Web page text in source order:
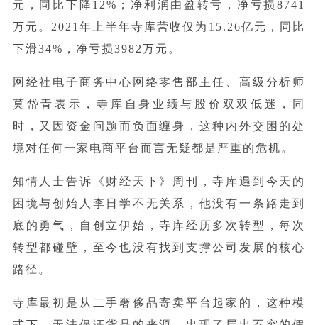
元，同比下降12%；净利润由盈转亏，净亏损8741
万元。2021年上半年寺库营收仅为15.26亿元，同比
下滑34%，净亏损3982万元。
网经社电子商务中心网络零售部主任、高级分析师
莫岱青表示，寺库自身业绩与股价双双低迷，同
时，又因资金问题而负面缠身，这种内外交困的处
境对任何一家电商平台而言无疑都是严重的危机。
知情人士告诉《财经天下》周刊，寺库遇到今天的
困境与创始人李日学不无关系，他没有一条路走到
底的勇气，自创立伊始，寺库经历多次转型，每次
转型都碰壁，至今也没有找到支撑公司发展的核心
路径。
寺库最初是从二手奢侈品寄卖平台起家的，这种模